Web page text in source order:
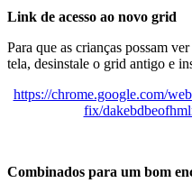
Link de acesso ao novo grid
Para que as crianças possam
tela, desinstale o grid antigo e
https://chrome.google.com/
fix/
Combinados para um bom